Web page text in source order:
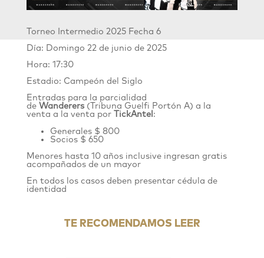
Torneo Intermedio 2025 Fecha 6
Día: Domingo 22 de junio de 2025
Hora: 17:30
Estadio: Campeón del Siglo
Entradas para la parcialidad
de Wanderers(Tribuna Guelfi Portón A) a la
venta a la venta por TickAntel :
Generales $ 800
Socios $ 650
Menores hasta 10 años inclusive ingresan gratis
acompañados de un mayor
En todos los casos deben presentar cédula de
identidad
TE RECOMENDAMOS LEER